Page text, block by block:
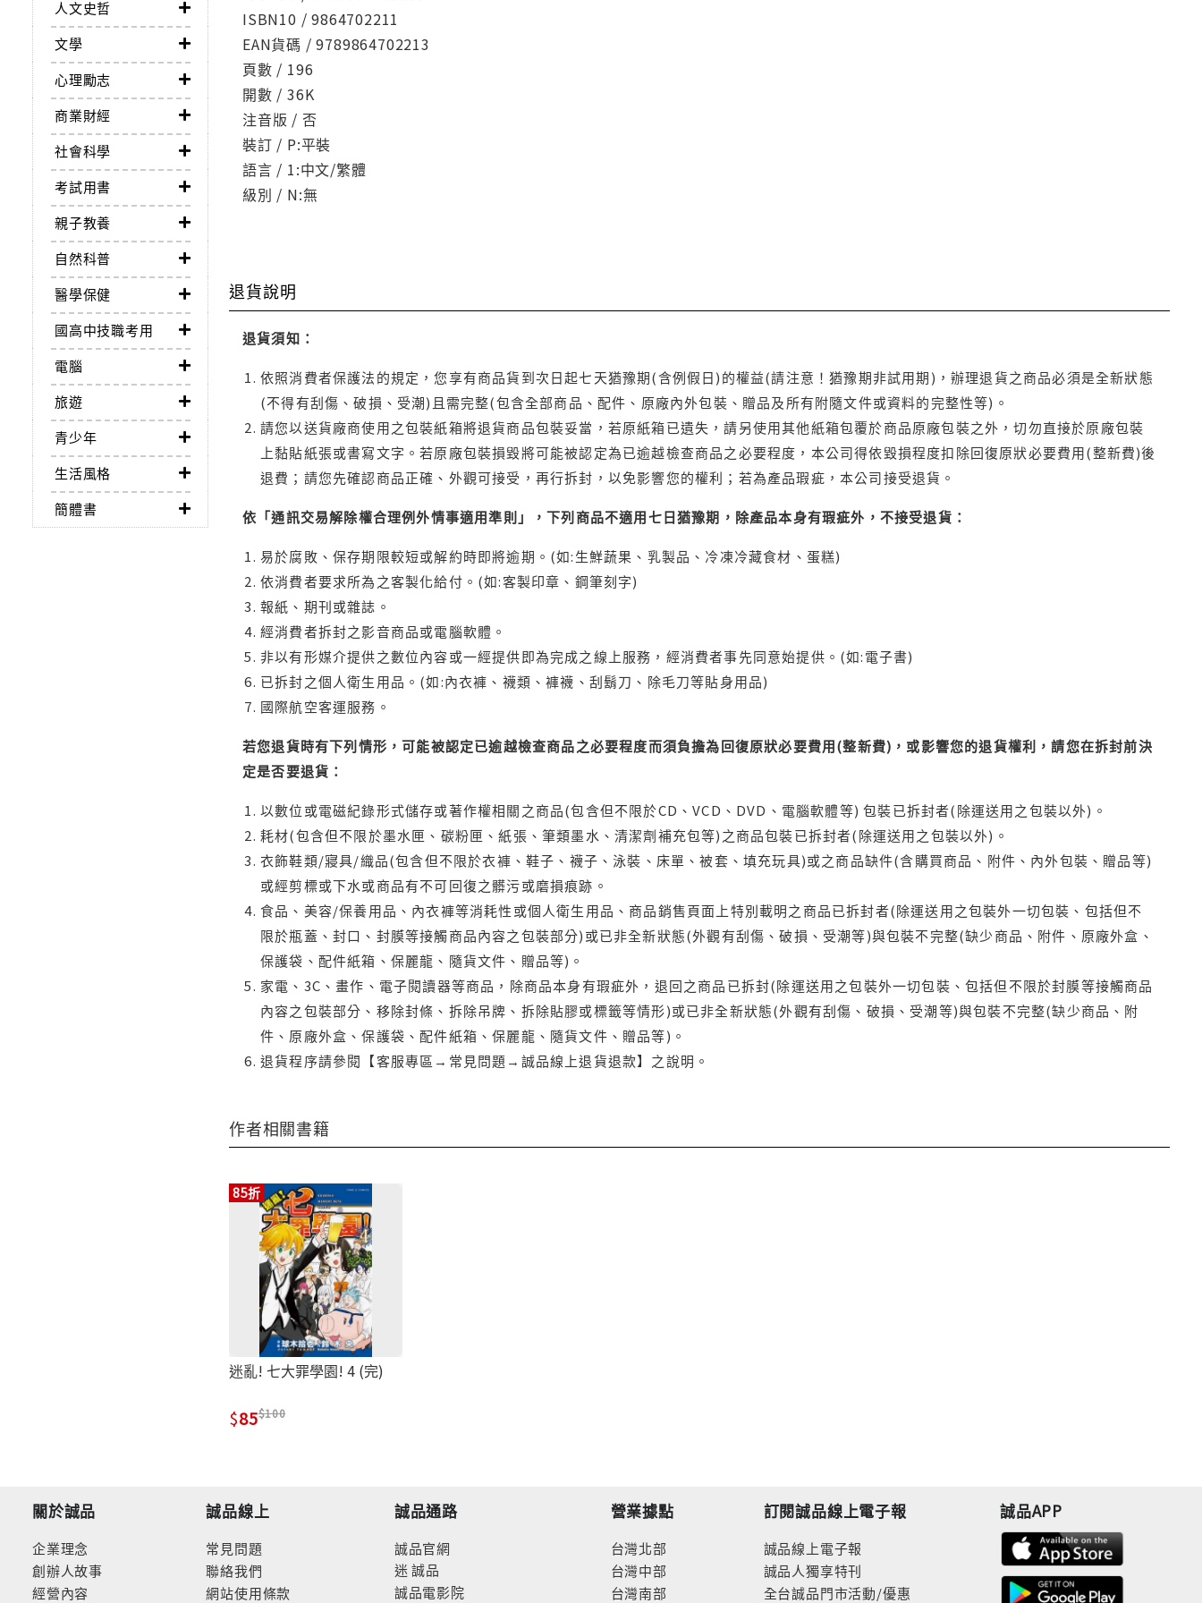
人文史哲
文學
心理勵志
商業財經
社會科學
考試用書
親子教養
自然科普
醫學保健
國高中技職考用
電腦
旅遊
青少年
生活風格
簡體書
ISBN10 / 9864702211
EAN貨碼 / 9789864702213
頁數 / 196
開數 / 36K
注音版 / 否
裝訂 / P:平裝
語言 / 1:中文/繁體
級別 / N:無
退貨說明
退貨須知：
依照消費者保護法的規定，您享有商品貨到次日起七天猶豫期(含例假日)的權益(請注意！猶豫期非試用期)，辦理退貨之商品必須是全新狀態
(不得有刮傷、破損、受潮)且需完整(包含全部商品、配件、原廠內外包裝、贈品及所有附隨文件或資料的完整性等)。
請您以送貨廠商使用之包裝紙箱將退貨商品包裝妥當，若原紙箱已遺失，請另使用其他紙箱包覆於商品原廠包裝之外，切勿直接於原廠包裝
上黏貼紙張或書寫文字。若原廠包裝損毀將可能被認定為已逾越檢查商品之必要程度，本公司得依毀損程度扣除回復原狀必要費用(整新費)後
退費；請您先確認商品正確、外觀可接受，再行拆封，以免影響您的權利；若為產品瑕疵，本公司接受退貨。
依「通訊交易解除權合理例外情事適用準則」，下列商品不適用七日猶豫期，除產品本身有瑕疵外，不接受退貨：
易於腐敗、保存期限較短或解約時即將逾期。(如:生鮮蔬果、乳製品、冷凍冷藏食材、蛋糕)
依消費者要求所為之客製化給付。(如:客製印章、鋼筆刻字)
報紙、期刊或雜誌。
經消費者拆封之影音商品或電腦軟體。
非以有形媒介提供之數位內容或一經提供即為完成之線上服務，經消費者事先同意始提供。(如:電子書)
已拆封之個人衛生用品。(如:內衣褲、襪類、褲襪、刮鬍刀、除毛刀等貼身用品)
國際航空客運服務。
若您退貨時有下列情形，可能被認定已逾越檢查商品之必要程度而須負擔為回復原狀必要費用(整新費)，或影響您的退貨權利，請您在拆封前決
定是否要退貨：
以數位或電磁紀錄形式儲存或著作權相關之商品(包含但不限於CD、VCD、DVD、電腦軟體等) 包裝已拆封者(除運送用之包裝以外)。
耗材(包含但不限於墨水匣、碳粉匣、紙張、筆類墨水、清潔劑補充包等)之商品包裝已拆封者(除運送用之包裝以外)。
衣飾鞋類/寢具/織品(包含但不限於衣褲、鞋子、襪子、泳裝、床單、被套、填充玩具)或之商品缺件(含購買商品、附件、內外包裝、贈品等)
或經剪標或下水或商品有不可回復之髒污或磨損痕跡。
食品、美容/保養用品、內衣褲等消耗性或個人衛生用品、商品銷售頁面上特別載明之商品已拆封者(除運送用之包裝外一切包裝、包括但不
限於瓶蓋、封口、封膜等接觸商品內容之包裝部分)或已非全新狀態(外觀有刮傷、破損、受潮等)與包裝不完整(缺少商品、附件、原廠外盒、
保護袋、配件紙箱、保麗龍、隨貨文件、贈品等)。
家電、3C、畫作、電子閱讀器等商品，除商品本身有瑕疵外，退回之商品已拆封(除運送用之包裝外一切包裝、包括但不限於封膜等接觸商品
內容之包裝部分、移除封條、拆除吊牌、拆除貼膠或標籤等情形)或已非全新狀態(外觀有刮傷、破損、受潮等)與包裝不完整(缺少商品、附
件、原廠外盒、保護袋、配件紙箱、保麗龍、隨貨文件、贈品等)。
退貨程序請參閱【客服專區→常見問題→誠品線上退貨退款】之說明。
作者相關書籍
85折
迷亂! 七大罪學園! 4 (完)
85 100
關於誠品
企業理念
創辦人故事
經營內容
誠品線上
常見問題
聯絡我們
網站使用條款
誠品通路
誠品官網
迷 誠品
誠品電影院
營業據點
台灣北部
台灣中部
台灣南部
訂閱誠品線上電子報
誠品線上電子報
誠品人獨享特刊
全台誠品門市活動/優惠
誠品APP